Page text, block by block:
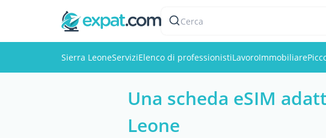
Cerca
Sierra LeoneServiziElenco di professionistiLavoroImmobiliare
Una scheda eSIM
Leone